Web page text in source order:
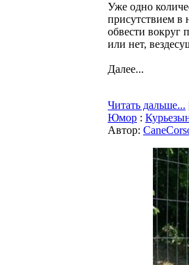
Уже одно
присутствием в
обвести вокруг
или нет,
Далее...
Читать дальше...
Юмор :
Автор: